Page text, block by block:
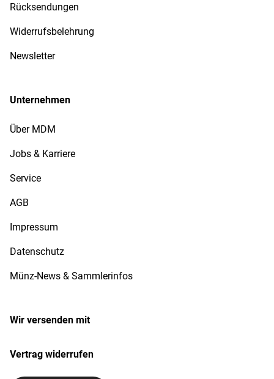
Rücksendungen
Widerrufsbelehrung
Newsletter
Unternehmen
Über MDM
Jobs & Karriere
Service
AGB
Impressum
Datenschutz
Münz-News & Sammlerinfos
Wir versenden mit
Vertrag widerrufen